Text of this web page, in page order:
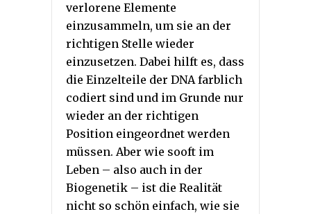
verlorene Elemente
einzusammeln, um sie an der
richtigen Stelle wieder
einzusetzen. Dabei hilft es, dass
die Einzelteile der DNA farblich
codiert sind und im Grunde nur
wieder an der richtigen
Position eingeordnet werden
müssen. Aber wie sooft im
Leben – also auch in der
Biogenetik – ist die Realität
nicht so schön einfach, wie sie